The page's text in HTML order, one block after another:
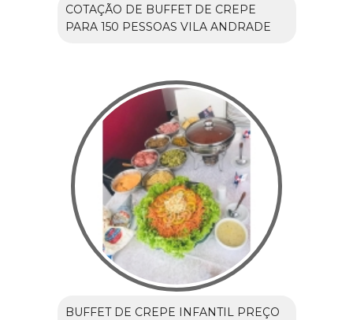
COTAÇÃO DE BUFFET DE CREPE
PARA 150 PESSOAS VILA ANDRADE
BUFFET DE CREPE INFANTIL PREÇO